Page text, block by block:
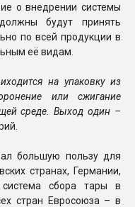
о внедрении системы
будут принять
по всей продукции в
её видам.
на упаковку из
или сжигание
среде. Выход один –
большую пользу для
странах, Германии,
сбора тары в
стран Евросоюза – в